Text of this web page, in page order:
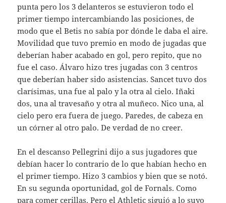
punta pero los 3 delanteros se estuvieron todo el
primer tiempo intercambiando las posiciones, de
modo que el Betis no sabía por dónde le daba el aire.
Movilidad que tuvo premio en modo de jugadas que
deberían haber acabado en gol, pero repito, que no
fue el caso. Álvaro hizo tres jugadas con 3 centros
que deberían haber sido asistencias. Sancet tuvo dos
clarísimas, una fue al palo y la otra al cielo. Iñaki
dos, una al travesaño y otra al muñeco. Nico una, al
cielo pero era fuera de juego. Paredes, de cabeza en
un córner al otro palo. De verdad de no creer.
En el descanso Pellegrini dijo a sus jugadores que
debían hacer lo contrario de lo que habían hecho en
el primer tiempo. Hizo 3 cambios y bien que se notó.
En su segunda oportunidad, gol de Fornals. Como
para comer cerillas. Pero el Athletic siguió a lo suyo